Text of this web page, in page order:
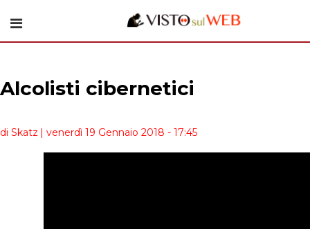
Alcolisti cibernetici
di Skatz | venerdì 19 Gennaio 2018 - 17:45